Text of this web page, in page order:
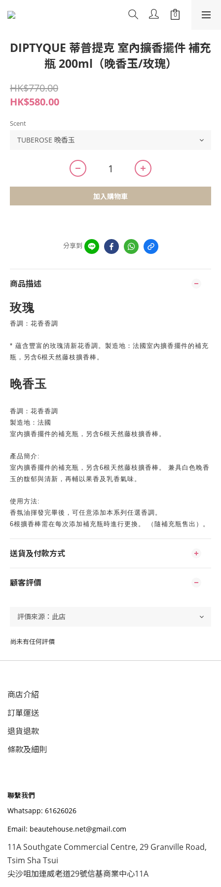
DIPTYQUE 蒂普提克 室內擴香擺件 補充
瓶 200ml（晚香玉/玫瑰）
HK$770.00
HK$580.00
Scent
加入購物車
分享到
商品描述
玫瑰
香調：花香香調
* 蘊含豐富的玫瑰清新花香調。製造地：法國室內擴香擺件的補充
瓶，另含6根天然藤枝擴香棒。
晚香玉
香調：花香香調
製造地：法國
室內擴香擺件的補充瓶，另含6根天然藤枝擴香棒。
產品簡介:
室內擴香擺件的補充瓶，另含6根天然藤枝擴香棒。 兼具白色晚香
玉的馥郁與清新，再輔以果香及乳香氣味。
使用方法:
香氛油揮發完畢後，可任意添加本系列任選香調。
6根擴香棒需在每次添加補充瓶時進行更換。 （隨補充瓶售出）。
送貨及付款方式
顧客評價
尚未有任何評價
商店介紹
訂單運送
退貨退款
條款及細則
聯繫我們
Whatsapp: 61626026
Email: beautehouse.net@gmail.com
11A Southgate Commercial Centre, 29 Granville Road,
Tsim Sha Tsui
尖沙咀加連威老道29號信基商業中心11A